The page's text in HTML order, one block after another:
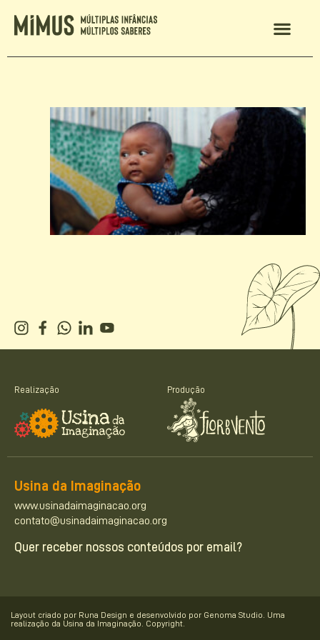
Realização Produção
Usina da Imaginação
www.usinadaimaginacao.org
contato@usinadaimaginacao.org
Quer receber nossos conteúdos por email?
Layout criado por Runa Design e desenvolvido por Genoma Studio. Uma
realização da Usina da Imaginação. Copyright.